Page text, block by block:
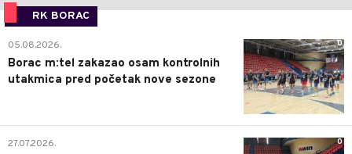
RK BORAC
0
05.08.2026.
Borac m:tel zakazao osam kontrolnih
utakmica pred početak nove sezone
0
27.07.2026.